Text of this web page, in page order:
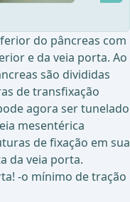
do pâncreas com
e da veia porta. Ao
são divididas
de transfixação
agora ser tunelado
mesentérica
de fixação em sua
da veia porta.
-o mínimo de tração